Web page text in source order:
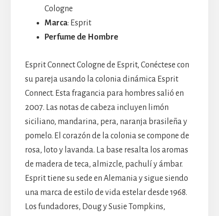
Cologne
Marca: Esprit
Perfume de Hombre
Esprit Connect Cologne de Esprit, Conéctese con
su pareja usando la colonia dinámica Esprit
Connect. Esta fragancia para hombres salió en
2007. Las notas de cabeza incluyen limón
siciliano, mandarina, pera, naranja brasileña y
pomelo. El corazón de la colonia se compone de
rosa, loto y lavanda. La base resalta los aromas
de madera de teca, almizcle, pachulí y ámbar.
Esprit tiene su sede en Alemania y sigue siendo
una marca de estilo de vida estelar desde 1968.
Los fundadores, Doug y Susie Tompkins,